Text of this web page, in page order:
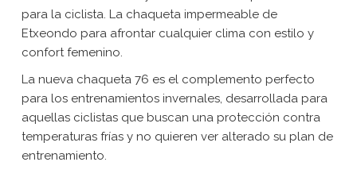
para la ciclista. La chaqueta impermeable de
Etxeondo para afrontar cualquier clima con estilo y
confort femenino.
La nueva chaqueta 76 es el complemento perfecto
para los entrenamientos invernales, desarrollada para
aquellas ciclistas que buscan una protección contra
temperaturas frías y no quieren ver alterado su plan de
entrenamiento.